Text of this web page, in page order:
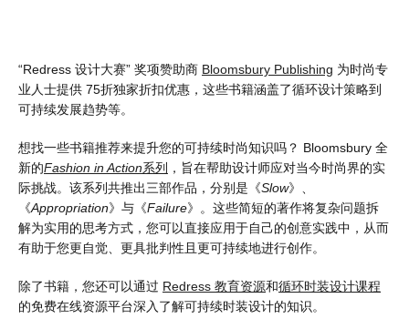
“Redress 设计大赛” 奖项赞助商 Bloomsbury Publishing 为时尚专
业人士提供 75折独家折扣优惠，这些书籍涵盖了循环设计策略到
可持续发展趋势等。
想找一些书籍推荐来提升您的可持续时尚知识吗？ Bloomsbury 全
新的Fashion in Action系列 ，旨在帮助设计师应对当今时尚界的实
际挑战。该系列共推出三部作品，分别是《Slow》、
《Appropriation》与《Failure》。这些简短的著作将复杂问题拆
解为实用的思考方式，您可以直接应用于自己的创意实践中，从而
有助于您更自觉、更具批判性且更可持续地进行创作。
除了书籍，您还可以通过 Redress 教育资源和循环时装设计课程
的免费在线资源平台深入了解可持续时装设计的知识。